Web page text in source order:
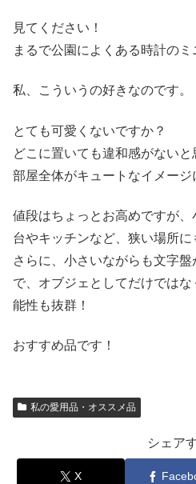
見てください！
まるで公園によくある時計のミ
私、こういうの好きなのです。
とても可愛くないですか？
どこに置いても違和感がない
部屋全体がキュートなイメージ
値段はちょっとお高めですが
台やキッチンなど、狭い場所に
さらに、小さいながらも文字
で、オブジェとしてだけでは
能性も抜群！
おすすめ品です！
私の愛用品・オススメ品
シェア
X